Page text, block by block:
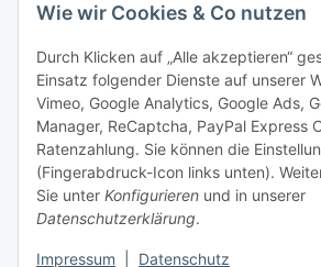
Wie wir Cookies & Co nutzen
Durch Klicken auf „Alle akzeptieren“
Einsatz folgender Dienste auf unserer
Vimeo, Google Analytics, Google Ads,
Manager, ReCaptcha, PayPal Express
Ratenzahlung. Sie können die
(Fingerabdruck-Icon links unten).
Sie unter Konfigurieren und in unserer
Datenschutzerklärung.
Impressum Datenschutz
Datenschutzerklärungregelmäßig und
Informationen
Gesetzliche Informationen